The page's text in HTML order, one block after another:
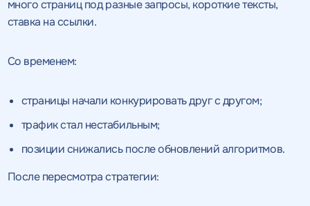
много страниц под разные запросы, короткие тексты,
ставка на ссылки.
Со временем:
страницы начали конкурировать друг с другом;
трафик стал нестабильным;
позиции снижались после обновлений алгоритмов.
После пересмотра стратегии: